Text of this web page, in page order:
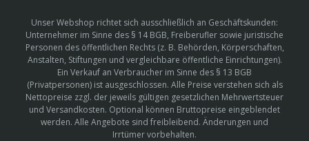
Unser Webshop richtet sich ausschließlich an Geschäftskunden:
Unternehmer im Sinne des § 14 BGB, Freiberufler sowie juristische
Personen des öffentlichen Rechts (z. B. Behörden, Körperschaften,
Anstalten, Stiftungen und vergleichbare öffentliche Einrichtungen).
Ein Verkauf an Verbraucher im Sinne des § 13 BGB
(Privatpersonen) ist ausgeschlossen. Alle Preise verstehen sich als
Nettopreise zzgl. der jeweils gültigen gesetzlichen Mehrwertsteuer
und Versandkosten. Optional können Bruttopreise eingeblendet
werden. Alle Angebote sind freibleibend. Änderungen und
Irrtümer vorbehalten.